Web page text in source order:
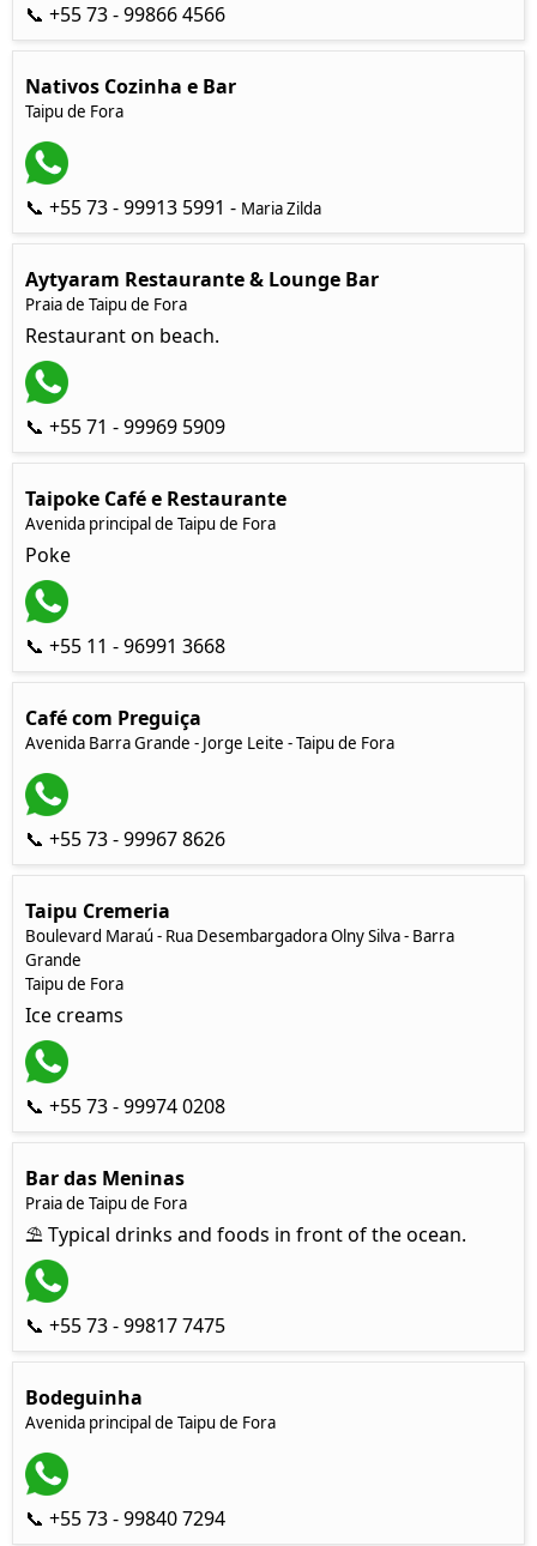
📞 +55 73 - 99866 4566
Nativos Cozinha e Bar
Taipu de Fora
📞 +55 73 - 99913 5991 - Maria Zilda
Aytyaram Restaurante & Lounge Bar
Praia de Taipu de Fora
Restaurant on beach.
📞 +55 71 - 99969 5909
Taipoke Café e Restaurante
Avenida principal de Taipu de Fora
Poke
📞 +55 11 - 96991 3668
Café com Preguiça
Avenida Barra Grande - Jorge Leite - Taipu de Fora
📞 +55 73 - 99967 8626
Taipu Cremeria
Boulevard Maraú - Rua Desembargadora Olny Silva - Barra
Grande
Taipu de Fora
Ice creams
📞 +55 73 - 99974 0208
Bar das Meninas
Praia de Taipu de Fora
⛱ Typical drinks and foods in front of the ocean.
📞 +55 73 - 99817 7475
Bodeguinha
Avenida principal de Taipu de Fora
📞 +55 73 - 99840 7294